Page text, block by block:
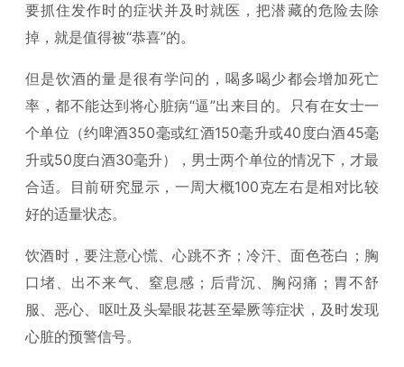
要抓住发作时的症状并及时就医，把潜藏的危险去除
掉，就是值得被“恭喜”的。
但是饮酒的量是很有学问的，喝多喝少都会增加死亡
率，都不能达到将心脏病“逼”出来目的。只有在女士一
个单位（约啤酒350毫或红酒150毫升或40度白酒45毫
升或50度白酒30毫升），男士两个单位的情况下，才最
合适。目前研究显示，一周大概100克左右是相对比较
好的适量状态。
饮酒时，要注意心慌、心跳不齐；冷汗、面色苍白；胸
口堵、出不来气、窒息感；后背沉、胸闷痛；胃不舒
服、恶心、呕吐及头晕眼花甚至晕厥等症状，及时发现
心脏的预警信号。